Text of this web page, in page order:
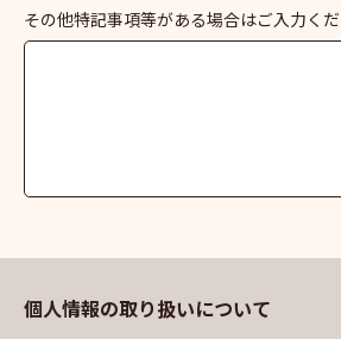
その他特記事項等がある場合はご入力くだ
個人情報の取り扱いについて